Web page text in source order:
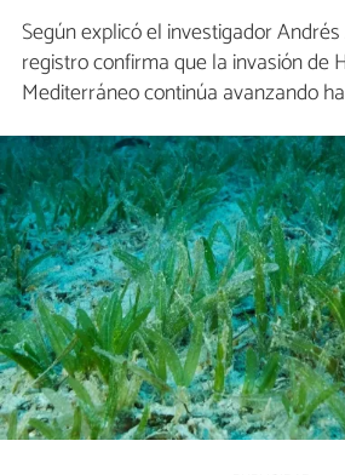
Según explicó el investigador
registro confirma que la invasión de
Mediterráneo continúa avanzando